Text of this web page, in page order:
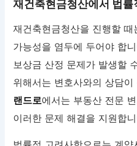
재건축현금청산에서 법률
재건축현금청산을 진행할
가능성을 염두에 두어야 합
보상금 산정 문제가 발생할
위해서는 변호사와의 상담이
랜드로에서는 부동산 전문
이러한 문제 해결을 지원합